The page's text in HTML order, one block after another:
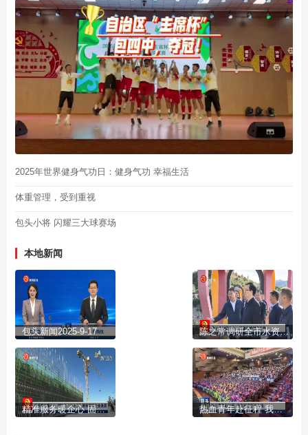
2025年世界健身气功日：健身气功 幸福生活
体重管理，受到重视
包头小将 闪耀三大球赛场
本地新闻
包头新闻2025-9-17 陈之常调研全市水资源保护利用工作
精准服务暖企心 固阳县“店小二”精神赋能企业发展 热血青年赴征程 我市欢送新兵入伍